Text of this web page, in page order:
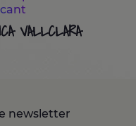
VALLCLARA
newsletter